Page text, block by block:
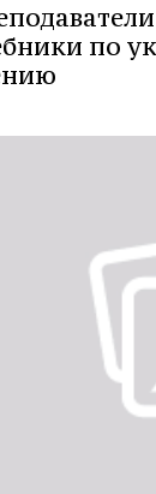
по